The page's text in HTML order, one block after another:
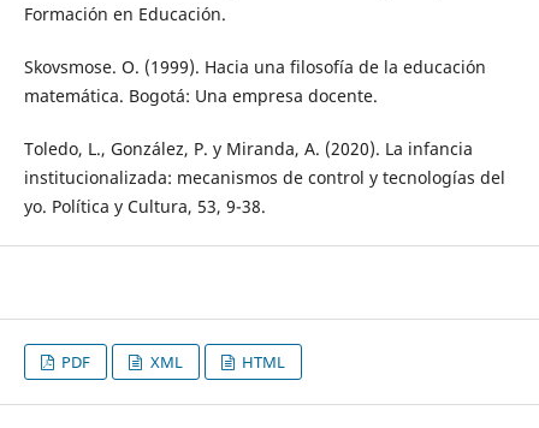
Formación en Educación.
Skovsmose. O. (1999). Hacia una filosofía de la educación
matemática. Bogotá: Una empresa docente.
Toledo, L., González, P. y Miranda, A. (2020). La infancia
institucionalizada: mecanismos de control y tecnologías del
yo. Política y Cultura, 53, 9-38.
PDF XML HTML